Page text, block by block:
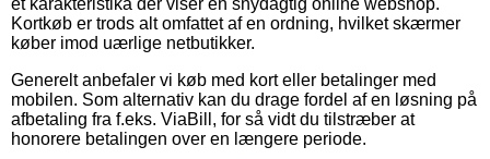
Kortkøb er trods alt omfattet af en ordning, hvilket skærmer
køber imod uærlige netbutikker.
Generelt anbefaler vi køb med kort eller betalinger med
mobilen. Som alternativ kan du drage fordel af en løsning på
afbetaling fra f.eks. ViaBill, for så vidt du tilstræber at
honorere betalingen over en længere periode.